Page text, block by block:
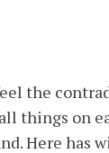
the
things on
Here has